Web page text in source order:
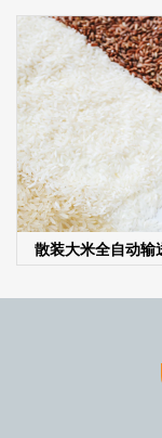
散装大米全自动输